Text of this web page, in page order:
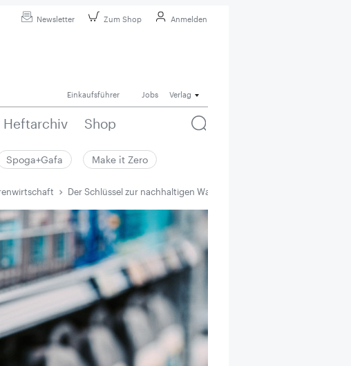
Newsletter Zum Shop Anmelden
Einkaufsführer Jobs Verlag
Heftarchiv Shop
Spoga+Gafa Make it Zero
Der Schlüssel zur nachhaltigen Warenwirtschaft